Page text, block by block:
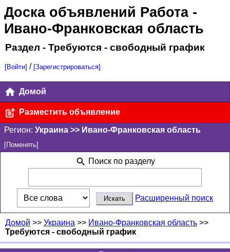
Доска объявлений Работа-
Ивано-Франковская область
Раздел - Требуются - свободный график
[Войти] / [Зарегистрироваться]
Домой
Разместить объявление
Регион: Украина >> Ивано-Франковская область
[Поменять]
Поиск по разделу
Расширенный поиск
Домой >> Украина >> Ивано-Франковская область >>
Требуются - свободный график